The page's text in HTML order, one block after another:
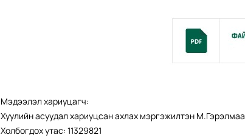
Мэдээлэл хариуцагч:
Хуулийн асуудал хариуцсан ахлах мэргэжилтэн М.Гэрэлмаа
Холбогдох утас: 11329821